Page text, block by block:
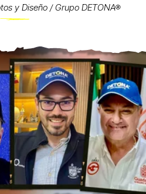
y Diseño / Grupo DETONA®